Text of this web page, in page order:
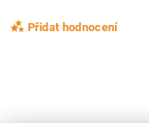
Přidat hodnocení